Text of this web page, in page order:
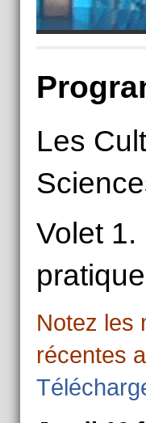
Les
Volet 1.
pratique
Notez les
récentes